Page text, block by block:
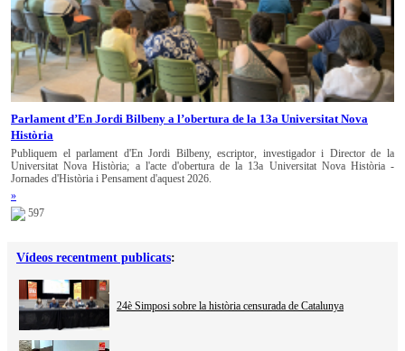
Parlament d’En Jordi Bilbeny a l’obertura de la 13a Universitat Nova
Història
Publiquem el parlament d'En Jordi Bilbeny, escriptor, investigador i Director de la
Universitat Nova Història; a l'acte d'obertura de la 13a Universitat Nova Història -
Jornades d'Història i Pensament d'aquest 2026.
»
597
Vídeos recentment publicats:
24è Simposi sobre la història censurada de Catalunya